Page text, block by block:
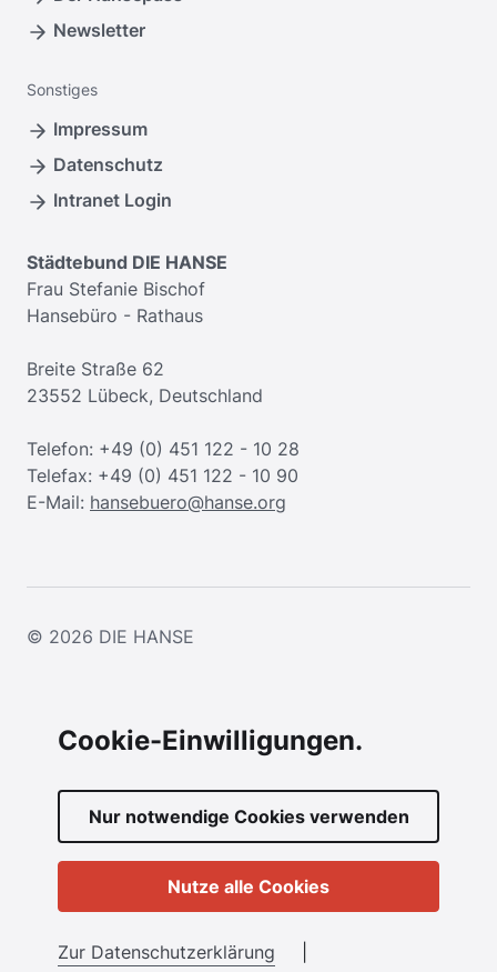
Cookie-Einwilligungen.
Zur Datenschutzerklärung
Nur notwendige Cookies verwenden
Nutze alle Cookies
Newsletter
Sonstiges
Impressum
Datenschutz
Intranet Login
Städtebund DIE HANSE
Frau Stefanie Bischof
Hansebüro - Rathaus
Breite Straße 62
23552 Lübeck, Deutschland
Telefon: +49 (0) 451 122 - 10 28
Telefax: +49 (0) 451 122 - 10 90
E-Mail: hansebuero@hanse.org
© 2026 DIE HANSE